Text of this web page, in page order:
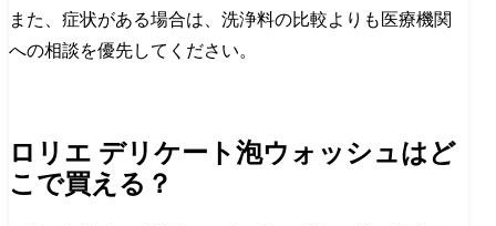
また、症状がある場合は、洗浄料の比較よりも医療機関
への相談を優先してください。
ロリエ デリケート泡ウォッシュはど
こで買える？